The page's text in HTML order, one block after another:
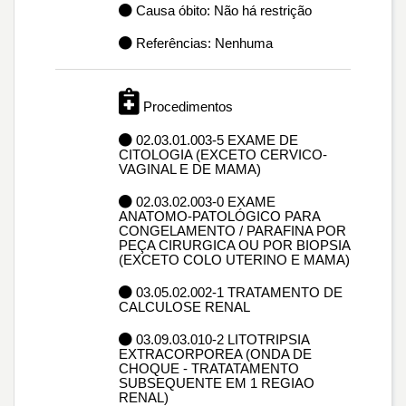
Causa óbito: Não há restrição
Referências: Nenhuma
Procedimentos
02.03.01.003-5 EXAME DE
CITOLOGIA (EXCETO CERVICO-
VAGINAL E DE MAMA)
02.03.02.003-0 EXAME
ANATOMO-PATOLÓGICO PARA
CONGELAMENTO / PARAFINA POR
PEÇA CIRURGICA OU POR BIOPSIA
(EXCETO COLO UTERINO E MAMA)
03.05.02.002-1 TRATAMENTO DE
CALCULOSE RENAL
03.09.03.010-2 LITOTRIPSIA
EXTRACORPOREA (ONDA DE
CHOQUE - TRATATAMENTO
SUBSEQUENTE EM 1 REGIAO
RENAL)